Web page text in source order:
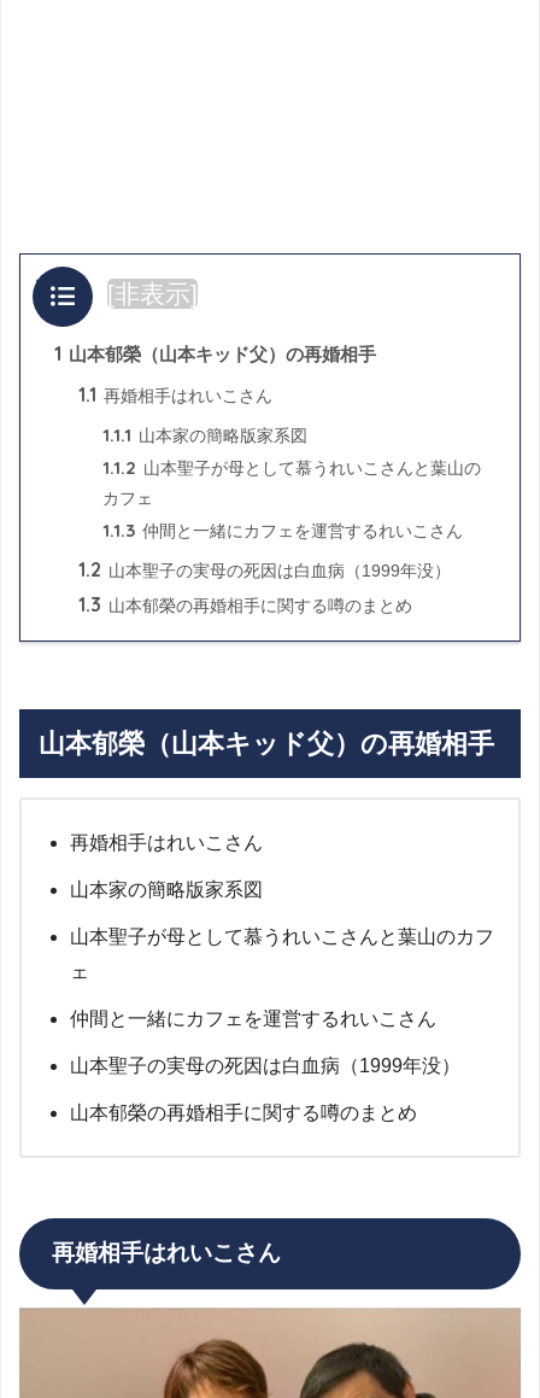
目次 [非表示]
1 山本郁榮（山本キッド父）の再婚相手
1.1 再婚相手はれいこさん
1.1.1 山本家の簡略版家系図
1.1.2 山本聖子が母として慕うれいこさんと葉山の
カフェ
1.1.3 仲間と一緒にカフェを運営するれいこさん
1.2 山本聖子の実母の死因は白血病（1999年没）
1.3 山本郁榮の再婚相手に関する噂のまとめ
山本郁榮（山本キッド父）の再婚相手
再婚相手はれいこさん
山本家の簡略版家系図
山本聖子が母として慕うれいこさんと葉山のカフ
ェ
仲間と一緒にカフェを運営するれいこさん
山本聖子の実母の死因は白血病（1999年没）
山本郁榮の再婚相手に関する噂のまとめ
再婚相手はれいこさん